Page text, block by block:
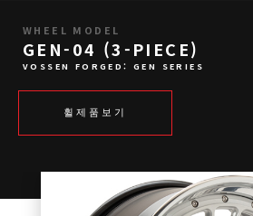
WHEEL MODEL
GEN-04 (3-PIECE)
VOSSEN FORGED: GEN SERIES
휠제품보기